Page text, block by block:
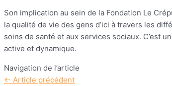
Son implication au sein de la Fondation Le
la qualité de vie des gens d’ici à travers les
soins de santé et aux services sociaux. C’est
active et dynamique.
Navigation de l’article
← Article précédent